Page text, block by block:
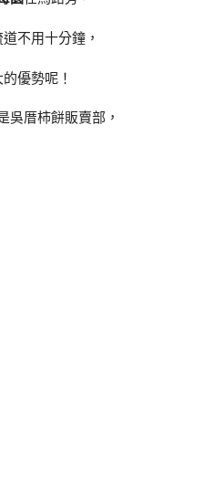
不用十分鐘，
優勢呢！
吳厝柿餅販賣部，